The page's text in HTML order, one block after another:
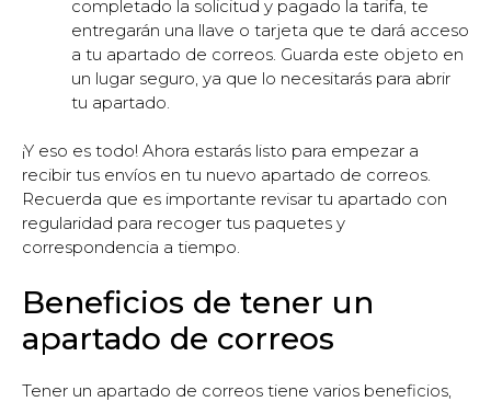
completado la solicitud y pagado la tarifa, te
entregarán una llave o tarjeta que te dará acceso
a tu apartado de correos. Guarda este objeto en
un lugar seguro, ya que lo necesitarás para abrir
tu apartado.
¡Y eso es todo! Ahora estarás listo para empezar a
recibir tus envíos en tu nuevo apartado de correos.
Recuerda que es importante revisar tu apartado con
regularidad para recoger tus paquetes y
correspondencia a tiempo.
Beneficios de tener un
apartado de correos
Tener un apartado de correos tiene varios beneficios,